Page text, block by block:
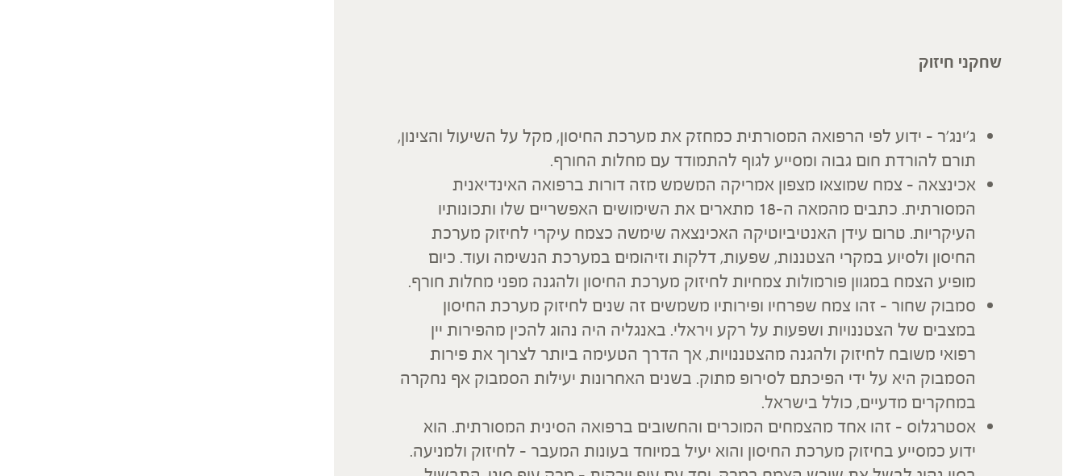
שחקני חיזוק
ג'ינג'ר – ידוע לפי הרפואה המסורתית כמחזק את מערכת החיסון, מקל על השיעול והצינון,
תורם להורדת חום גבוה ומסייע לגוף להתמודד עם מחלות החורף.
אכינצאה – צמח שמוצאו מצפון אמריקה המשמש מזה דורות ברפואה האינדיאנית
המסורתית. כתבים מהמאה ה-18 מתארים את השימושים האפשריים שלו ותכונותיו
העיקריות. טרום עידן האנטיביוטיקה האכינצאה שימשה כצמח עיקרי לחיזוק מערכת
החיסון ולסיוע במקרי הצטננות, שפעות, דלקות וזיהומים במערכת הנשימה ועוד. כיום
מופיע הצמח במגוון פורמולות צמחיות לחיזוק מערכת החיסון ולהגנה מפני מחלות חורף.
סמבוק שחור – זהו צמח שפרחיו ופירותיו משמשים זה שנים לחיזוק מערכת החיסון
במצבים של הצטננויות ושפעות על רקע ויראלי. באנגליה היה נהוג להכין מהפירות יין
רפואי משובח לחיזוק ולהגנה מהצטננויות, אך הדרך הטעימה ביותר לצרוך את פירות
הסמבוק היא על ידי הפיכתם לסירופ מתוק. בשנים האחרונות יעילות הסמבוק אף נחקרה
במחקרים מדעיים, כולל בישראל.
אסטרגלוס – זהו אחד מהצמחים המוכרים והחשובים ברפואה הסינית המסורתית. הוא
ידוע כמסייע בחיזוק מערכת החיסון והוא יעיל במיוחד בעונות המעבר – לחיזוק ולמניעה.